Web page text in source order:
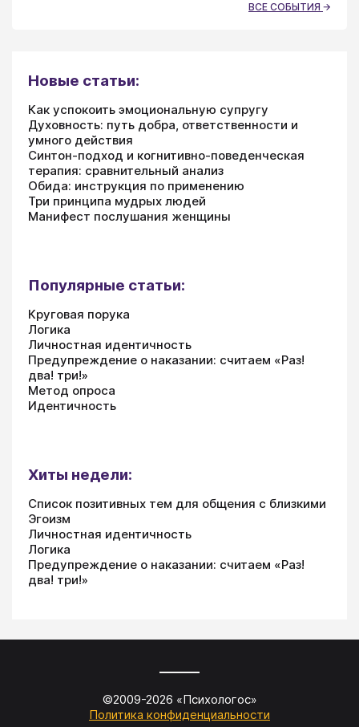
ВСЕ СОБЫТИЯ
Новые статьи:
Как успокоить эмоциональную супругу
Духовность: путь добра, ответственности и
умного действия
Синтон-подход и когнитивно-поведенческая
терапия: сравнительный анализ
Обида: инструкция по применению
Три принципа мудрых людей
Манифест послушания женщины
Популярные статьи:
Круговая порука
Логика
Личностная идентичность
Предупреждение о наказании: считаем «Раз!
два! три!»
Метод опроса
Идентичность
Хиты недели:
Список позитивных тем для общения с близкими
Эгоизм
Личностная идентичность
Логика
Предупреждение о наказании: считаем «Раз!
два! три!»
©2009-2026 «Психологос»
Политика конфиденциальности